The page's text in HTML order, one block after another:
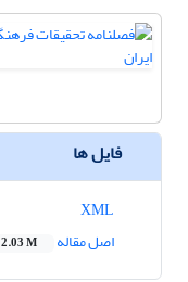
فایل ها
اصل مقاله
2.03 M